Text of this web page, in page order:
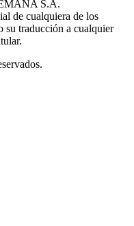
S.A.
de cualquiera de los
su traducción a cualquier